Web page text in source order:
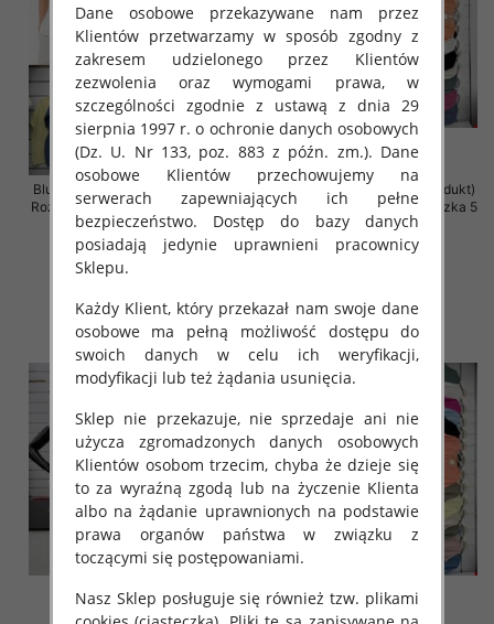
Bluzki damskie (Włoskie produkt)
Roz Standard, Mix Kolor Paczka 5
szt
29.00 zł
Bluzki damskie (Włoskie produkt)
Roz Standard, Mix Kolor Paczka 5
szt
29.00 zł
Dane osobowe przekazywane nam przez
Klientów przetwarzamy w sposób zgodny z
zakresem udzielonego przez Klientów
zezwolenia oraz wymogami prawa, w
szczególności zgodnie z ustawą z dnia 29
sierpnia 1997 r. o ochronie danych osobowych
(Dz. U. Nr 133, poz. 883 z późn. zm.). Dane
osobowe Klientów przechowujemy na
serwerach zapewniających ich pełne
bezpieczeństwo. Dostęp do bazy danych
posiadają jedynie uprawnieni pracownicy
Sklepu.
Każdy Klient, który przekazał nam swoje dane
osobowe ma pełną możliwość dostępu do
swoich danych w celu ich weryfikacji,
modyfikacji lub też żądania usunięcia.
Sklep nie przekazuje, nie sprzedaje ani nie
użycza zgromadzonych danych osobowych
Klientów osobom trzecim, chyba że dzieje się
to za wyraźną zgodą lub na życzenie Klienta
albo na żądanie uprawnionych na podstawie
prawa organów państwa w związku z
toczącymi się postępowaniami.
Nasz Sklep posługuje się również tzw. plikami